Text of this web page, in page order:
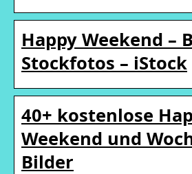
Happy Weekend –
Stockfotos – iStock
40+ kostenlose
Weekend und
Bilder